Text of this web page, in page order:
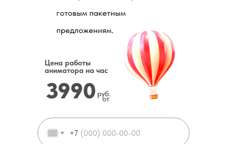
Цена работы
аниматора на час
3990 руб.
+7
готовым пакетным
предложениям.
от